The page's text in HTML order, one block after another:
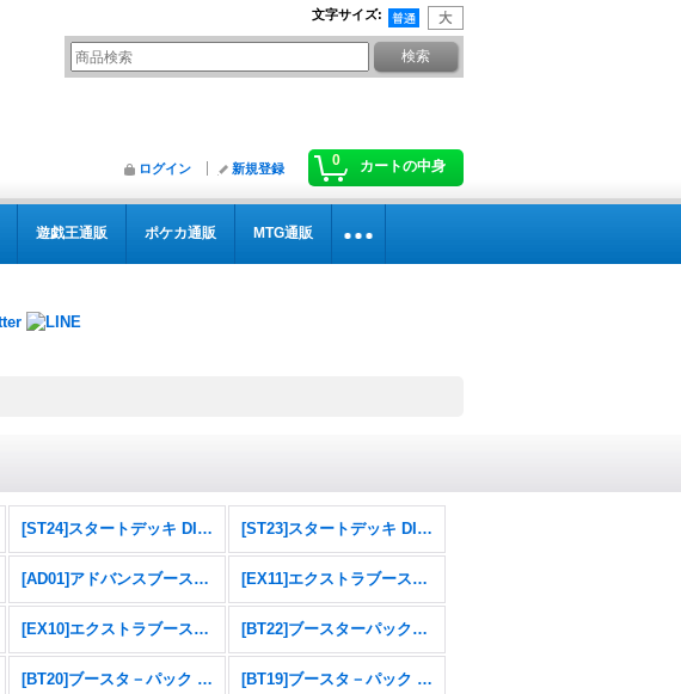
文字サイズ:
0 カートの中身
ログイン 新規登録
遊戯王通販 ポケカ通販 MTG通販
[ST24]スタートデッキ DIGIMON SAVERS [ST23]スタートデッキ DIGIMON BEATBREAK
[AD01]アドバンスブースター DIGIMON GENERATION [EX11]エクストラブースター DAWN OF LIBERATOR
[EX10]エクストラブースター SINISTER ORDER [BT22]ブースターパック CYBER EDEN
[BT20]ブースタ－パック OVER THE X [BT19]ブースタ－パック クロスエボリューション